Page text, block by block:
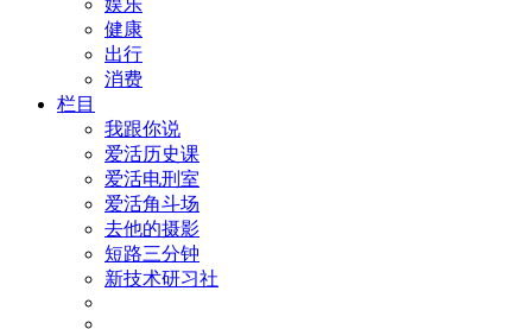
娱乐
健康
出行
消费
栏目
我跟你说
爱活历史课
爱活电刑室
爱活角斗场
去他的摄影
短路三分钟
新技术研习社